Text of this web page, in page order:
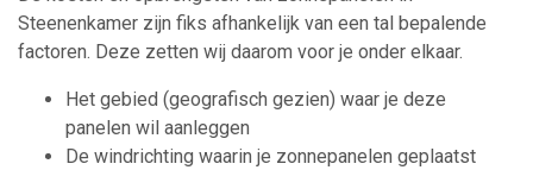
Steenenkamer zijn fiks afhankelijk van een tal bepalende
factoren. Deze zetten wij daarom voor je onder elkaar.
Het gebied (geografisch gezien) waar je deze
panelen wil aanleggen
De windrichting waarin je zonnepanelen geplaatst